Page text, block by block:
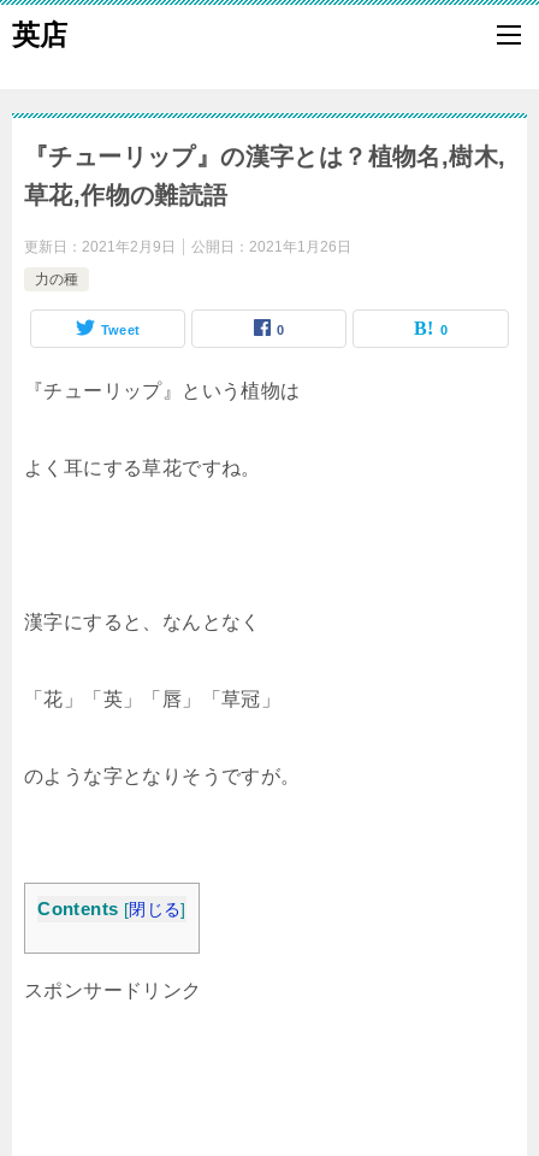
英店
『チューリップ』の漢字とは？植物名,樹木,
草花,作物の難読語
更新日： 2021年2月9日 公開日： 2021年1月26日
力の種
Tweet 0 0
『チューリップ』という植物は
よく耳にする草花ですね。
漢字にすると、なんとなく
「花」「英」「唇」「草冠」
のような字となりそうですが。
Contents [閉じる]
スポンサードリンク